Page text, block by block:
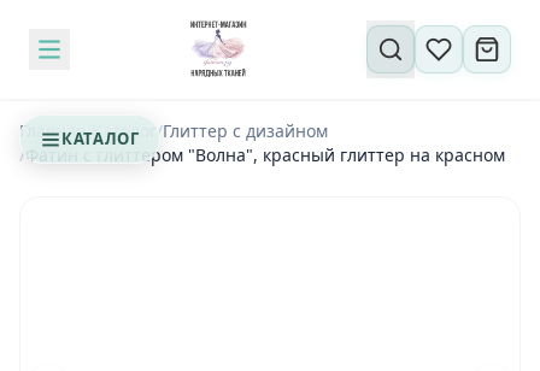
КАТАЛОГ
Поиск по сайту
Главная/Каталог/Глиттер с дизайном
/Фатин с глиттером "Волна", красный глиттер на красном